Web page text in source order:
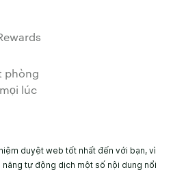
phòng
lúc
duyệt web tốt nhất đến với bạn, vì
tự động dịch một số nội dung nổi